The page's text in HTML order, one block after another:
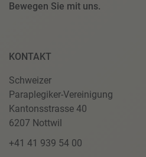
Bewegen Sie mit uns.
KONTAKT
Schweizer
Paraplegiker-Vereinigung
Kantonsstrasse 40
6207 Nottwil
+41 41 939 54 00